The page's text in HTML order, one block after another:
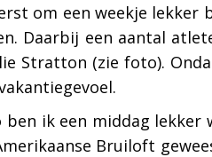
om een weekje lekker
Daarbij een aantal
Stratton (zie foto).
ik een middag lekker
Bruiloft